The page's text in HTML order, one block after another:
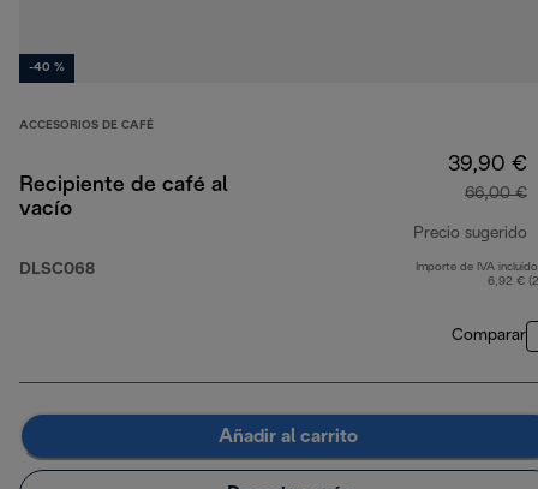
-40 %
ACCESORIOS DE CAFÉ
Recipiente de café al
vacío
DLSC068
39,90 €
66,00 €
Precio sugerido
Importe de IVA
6,92 €
Comparar
Añadir al carrito